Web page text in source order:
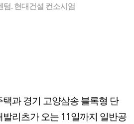
. 현대건설 컨소시엄
과 경기 고양삼송 블록형 단
리츠가 오는 11일까지 일반공